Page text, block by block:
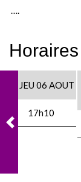
….
Horaires
JEU 06 AOUT
17h10